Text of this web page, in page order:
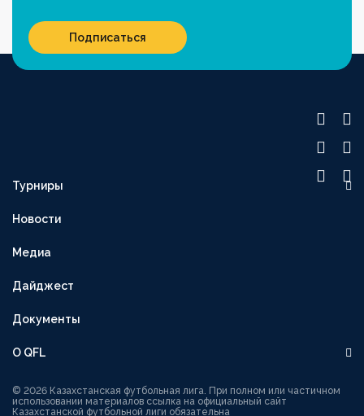
Турниры
OLIMPBET-КУБОК
ВТОРАЯ ЛИГА
ЖЕНСКАЯ ЛИГА
ЖЕНСКИЙ КУБОК
Новости
Медиа
Дайджест
Документы
О QFL
Подписаться
© 2026 Казахстанская футбольная лига. При полном или частичном
использовании материалов ссылка на официальный сайт
Казахстанской футбольной лиги обязательна